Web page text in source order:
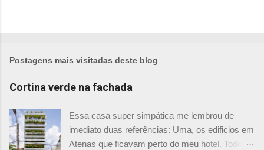
Postagens mais visitadas deste blog
Cortina verde na fachada
Essa casa super simpática me lembrou de
imediato duas referências: Uma, os edificios em
Atenas que ficavam perto do meu hotel. Todos